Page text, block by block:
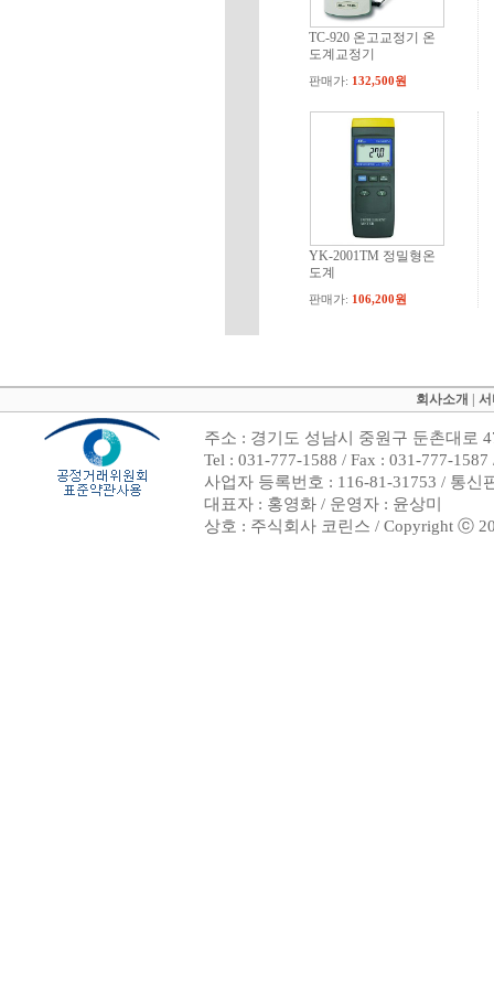
TC-920 온고교정기 온
도계교정기
판매가: 132,500원
YK-2001TM 정밀형온
도계
판매가: 106,200원
회사소개
주소 : 경기도 성남시 중원구 둔촌대로
Tel : 031-777-1588 / Fax : 031-777-
사업자 등록번호 : 116-81-31753 / 통신
대표자 : 홍영화 / 운영자 : 윤상미
상호 : 주식회사 코린스 / Copyright ⓒ